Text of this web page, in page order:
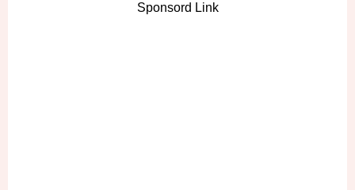
Sponsord Link